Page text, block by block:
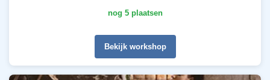
nog 5 plaatsen
Bekijk workshop